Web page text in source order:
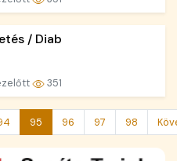
/ Diab
351
95 96 97 98